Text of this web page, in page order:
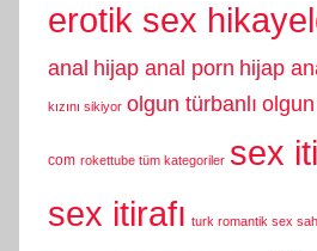
erotik sex
anal hijap anal porn hijap
kızını sikiyor olgun türbanlı
com rokettube tüm kategoriler sex
sex itirafı turk romantik sex